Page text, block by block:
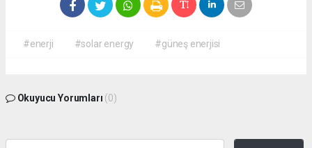
#enerji #solar energy #güneş enerjisi
Okuyucu Yorumları (0)